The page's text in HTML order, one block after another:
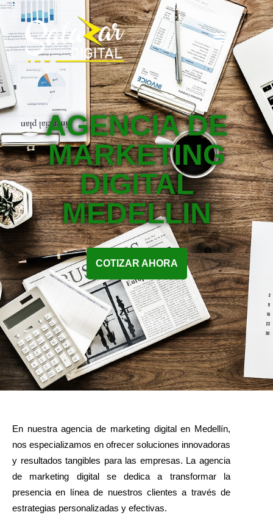
AGENCIA DE
MARKETING
DIGITAL
MEDELLIN
COTIZAR AHORA
En nuestra agencia de marketing digital en Medellín,
nos especializamos en ofrecer soluciones innovadoras
y resultados tangibles para las empresas. La agencia
de marketing digital se dedica a transformar la
presencia en línea de nuestros clientes a través de
estrategias personalizadas y efectivas.